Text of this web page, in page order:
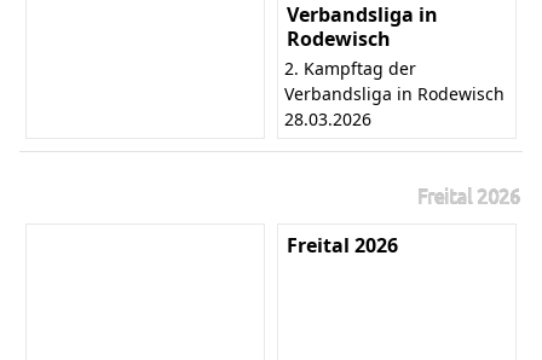
Verbandsliga in
Rodewisch
2. Kampftag der
Verbandsliga in Rodewisch
28.03.2026
Freital 2026
Freital 2026